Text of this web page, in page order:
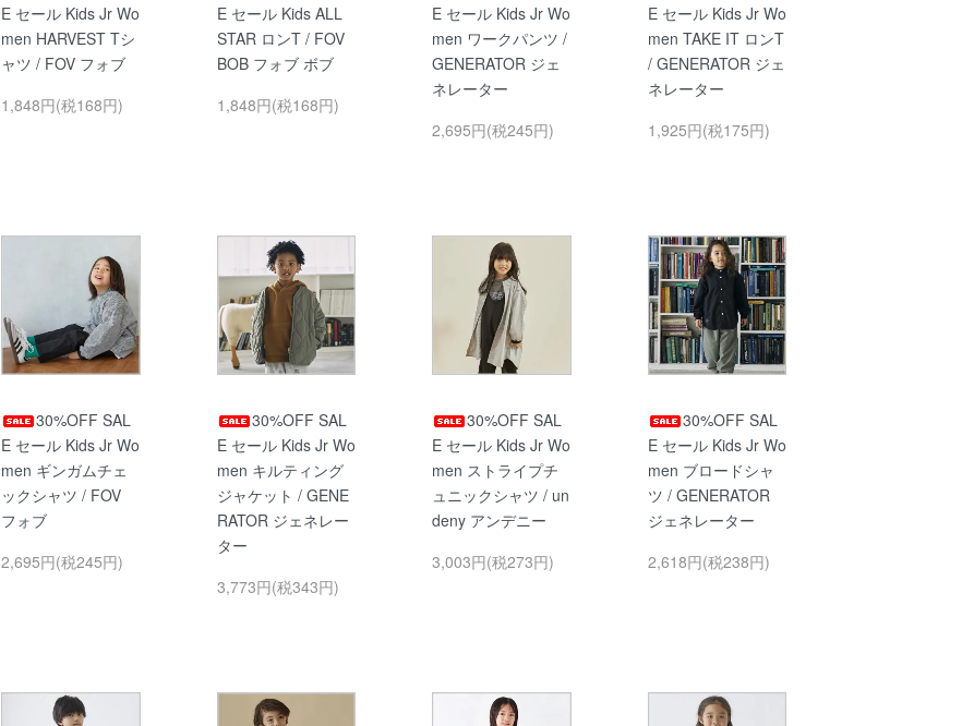
E セール Kids Jr Wo
men HARVEST Tシ
ャツ / FOV フォブ
1,848円(税168円)
E セール Kids ALL
STAR ロンT / FOV
BOB フォブ ボブ
1,848円(税168円)
E セール Kids Jr Wo
men ワークパンツ /
GENERATOR ジェ
ネレーター
2,695円(税245円)
E セール Kids Jr Wo
men TAKE IT ロンT
/ GENERATOR ジェ
ネレーター
1,925円(税175円)
30%OFF SAL
E セール Kids Jr Wo
men ギンガムチェ
ックシャツ / FOV
フォブ
2,695円(税245円)
30%OFF SAL
E セール Kids Jr Wo
men キルティング
ジャケット / GENE
RATOR ジェネレー
ター
3,773円(税343円)
30%OFF SAL
E セール Kids Jr Wo
men ストライプチ
ュニックシャツ / un
deny アンデニー
3,003円(税273円)
30%OFF SAL
E セール Kids Jr Wo
men ブロードシャ
ツ / GENERATOR
ジェネレーター
2,618円(税238円)